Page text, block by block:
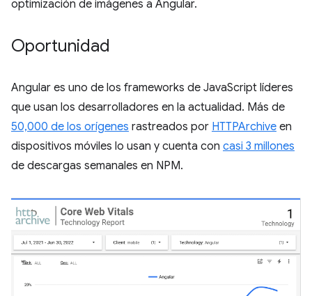
optimización de imágenes a Angular.
Oportunidad
Angular es uno de los frameworks de JavaScript líderes
que usan los desarrolladores en la actualidad. Más de
50,000 de los orígenes rastreados por HTTPArchive en
dispositivos móviles lo usan y cuenta con casi 3 millones
de descargas semanales en NPM.